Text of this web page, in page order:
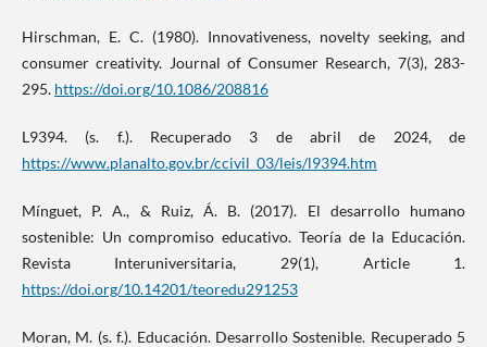
Hirschman, E. C. (1980). Innovativeness, novelty seeking, and
consumer creativity. Journal of Consumer Research, 7(3), 283-
295. https://doi.org/10.1086/208816
L9394. (s. f.). Recuperado 3 de abril de 2024, de
https://www.planalto.gov.br/ccivil_03/leis/l9394.htm
Mínguet, P. A., & Ruiz, Á. B. (2017). El desarrollo humano
sostenible: Un compromiso educativo. Teoría de la Educación.
Revista Interuniversitaria, 29(1), Article 1.
https://doi.org/10.14201/teoredu291253
Moran, M. (s. f.). Educación. Desarrollo Sostenible. Recuperado 5